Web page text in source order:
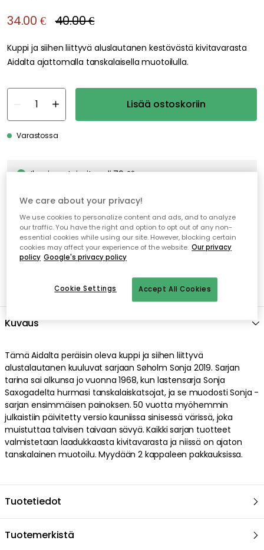
34.00 € 40.00 €
Kuppi ja siihen liittyvä aluslautanen kestävästä kivitavarasta
Aidalta ajattomalla tanskalaisella muotoilulla.
Lisää ostoskoriin
Varastossa
Ilmainen toimitus yli 79 €*
Kuvaus
Tämä Aidalta peräisin oleva kuppi ja siihen liittyvä
alustalautanen kuuluvat sarjaan Søholm Sonja 2019. Sarjan
tarina sai alkunsa jo vuonna 1968, kun lastensarja Sonja
Saxogadelta hurmasi tanskalaiskatsojat, ja se muodosti Sonja -
sarjan ensimmäisen painoksen. 50 vuotta myöhemmin
julkaistiin päivitetty versio kauniissa sinisessä värissä, joka
muistuttaa talvisen taivaan sävyä. Kaikki sarjan tuotteet
valmistetaan laadukkaasta kivitavarasta ja niissä on ajaton
tanskalainen muotoilu. Myydään 2 kappaleen pakkauksissa.
Tuotetiedot
Tuotemerkistä
We care about your privacy!
We use cookies to personalize content and ads, and to analyze
our traffic. You have the right and option to opt out of any non-
essential cookies while using our site. However, blocking certain
cookies may affect your experience of the website. Our privacy
policy Google's privacy policy
Accept All Cookies
Cookie Settings